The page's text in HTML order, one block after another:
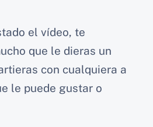
el vídeo, te
que le dieras un
con cualquiera a
le puede gustar o